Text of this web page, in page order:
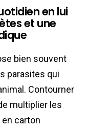
en lui
et une
bien souvent
parasites qui
Contourner
multiplier les
carton